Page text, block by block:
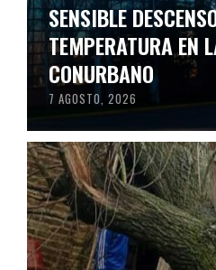
SENSIBLE
TEMPERATURA EN
CONURBANO
7 AGOSTO, 2026